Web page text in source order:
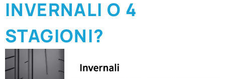
INVERNALI O 4
STAGIONI?